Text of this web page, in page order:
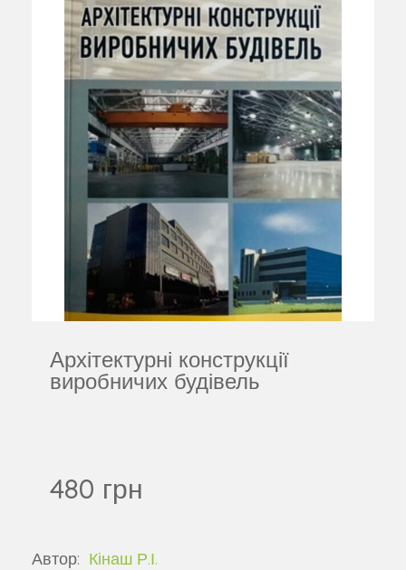
Архітектурні конструкції
виробничих будівель
480 грн
Автор: Кінаш Р.І.